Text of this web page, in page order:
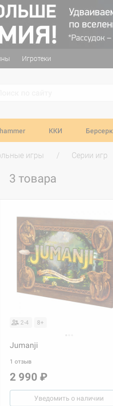
Игротеки
ККИ Берсерк
игры Серии игр
3 товара
2-4 8+
Jumanji
1 отзыв
2 990 ₽
Уведомить о наличии